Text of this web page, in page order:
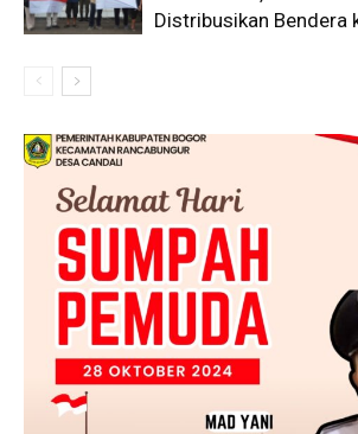
Distribusikan Bendera